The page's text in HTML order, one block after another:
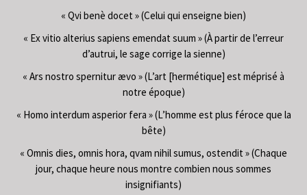
« Qvi benè docet » (Celui qui enseigne bien)
« Ex vitio alterius sapiens emendat suum » (À partir de l’erreur
d’autrui, le sage corrige la sienne)
« Ars nostro spernitur ævo » (L’art [hermétique] est méprisé à
notre époque)
« Homo interdum asperior fera » (L’homme est plus féroce que la
bête)
« Omnis dies, omnis hora, qvam nihil sumus, ostendit » (Chaque
jour, chaque heure nous montre combien nous sommes
insignifiants)